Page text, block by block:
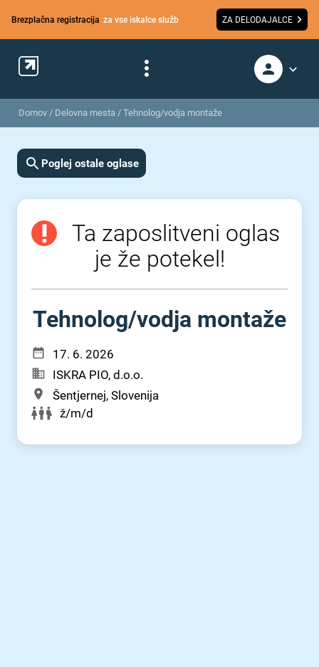
Brezplačna registracija za vse iskalce služb ZA DELODAJALCE
Domov / Delovna mesta / Tehnolog/vodja montaže
Poglej ostale oglase
Ta zaposlitveni oglas
je že potekel!
Tehnolog⁠/⁠vodja montaže
17. 6. 2026
ISKRA PIO, d.o.o.
Šentjernej, Slovenija
ž/m/d